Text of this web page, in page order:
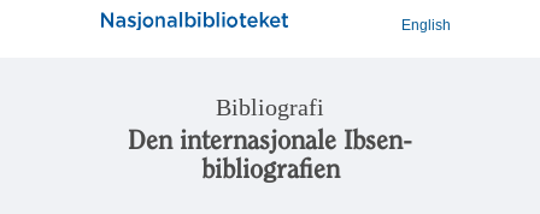
English
Bibliografi
Den internasjonale Ibsen-
bibliografien